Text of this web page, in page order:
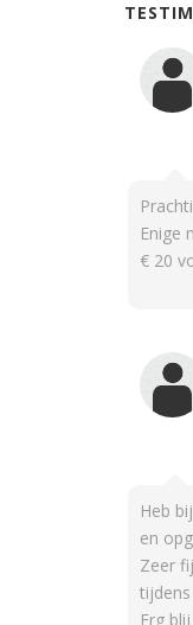
Enige
€ 20
Heb
en
Zeer
Erg